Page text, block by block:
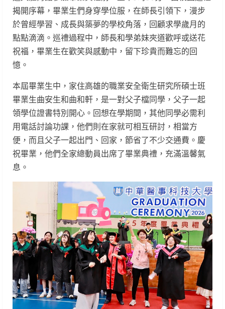
揭開序幕，畢業生們身穿學位服，在師長引領下，漫步
於曾經學習、成長與築夢的學校角落，回顧求學歲月的
點點滴滴。巡禮過程中，師長和學弟妹夾道歡呼或送花
祝福，畢業生在歡笑與感動中，留下珍貴而難忘的回
憶。
本屆畢業生中，家住高雄的職業安全衛生研究所碩士班
畢業生曲安生和曲和軒，是一對父子檔同學，父子一起
領學位證書特別開心。回想在學期間，其他同學必需利
用電話討論功課，他們則在家就可相互研討，相當方
便，而且父子一起出門、回家，節省了不少交通費。慶
祝畢業，他們全家總動員出席了畢業典禮，充滿溫馨氣
息。